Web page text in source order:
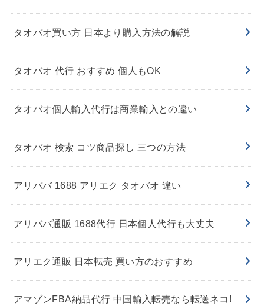
タオバオ買い方 日本より購入方法の解説
タオバオ 代行 おすすめ 個人もOK
タオバオ個人輸入代行は商業輸入との違い
タオバオ 検索 コツ商品探し 三つの方法
アリババ 1688 アリエク タオバオ 違い
アリババ通販 1688代行 日本個人代行も大丈夫
アリエク通販 日本転売 買い方のおすすめ
アマゾンFBA納品代行 中国輸入転売なら転送ネコ!